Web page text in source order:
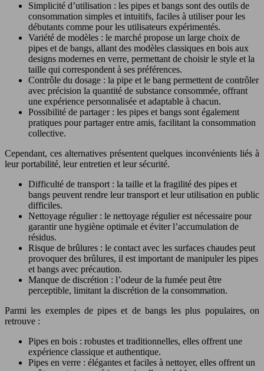
Simplicité d’utilisation : les pipes et bangs sont des outils de
consommation simples et intuitifs, faciles à utiliser pour les
débutants comme pour les utilisateurs expérimentés.
Variété de modèles : le marché propose un large choix de
pipes et de bangs, allant des modèles classiques en bois aux
designs modernes en verre, permettant de choisir le style et la
taille qui correspondent à ses préférences.
Contrôle du dosage : la pipe et le bang permettent de contrôler
avec précision la quantité de substance consommée, offrant
une expérience personnalisée et adaptable à chacun.
Possibilité de partager : les pipes et bangs sont également
pratiques pour partager entre amis, facilitant la consommation
collective.
Cependant, ces alternatives présentent quelques inconvénients liés à
leur portabilité, leur entretien et leur sécurité.
Difficulté de transport : la taille et la fragilité des pipes et
bangs peuvent rendre leur transport et leur utilisation en public
difficiles.
Nettoyage régulier : le nettoyage régulier est nécessaire pour
garantir une hygiène optimale et éviter l’accumulation de
résidus.
Risque de brûlures : le contact avec les surfaces chaudes peut
provoquer des brûlures, il est important de manipuler les pipes
et bangs avec précaution.
Manque de discrétion : l’odeur de la fumée peut être
perceptible, limitant la discrétion de la consommation.
Parmi les exemples de pipes et de bangs les plus populaires, on
retrouve :
Pipes en bois : robustes et traditionnelles, elles offrent une
expérience classique et authentique.
Pipes en verre : élégantes et faciles à nettoyer, elles offrent un